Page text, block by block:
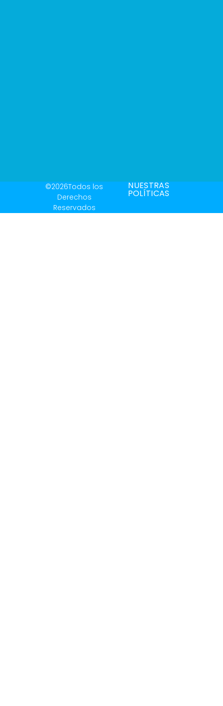
©2026Todos los
Derechos
Reservados
NUESTRAS
POLÍTICAS